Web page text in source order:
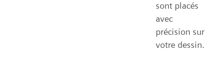
sont placés
avec
précision sur
votre dessin.